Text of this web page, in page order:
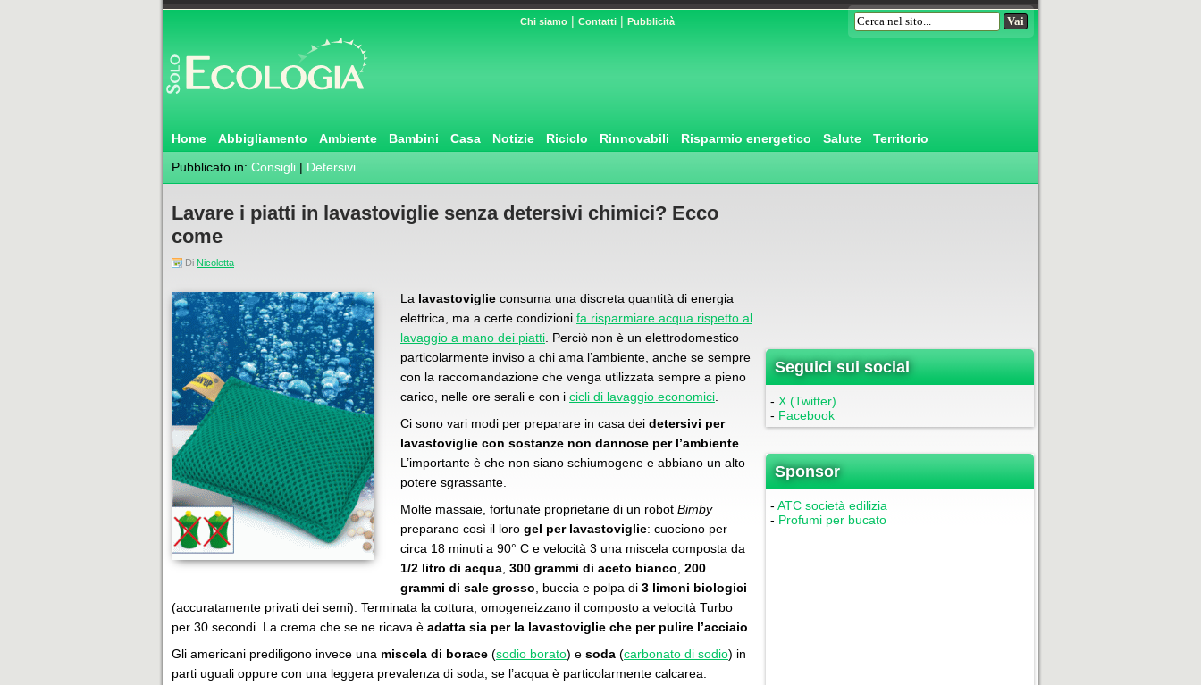
Chi siamo | Contatti | Pubblicità
Home Abbigliamento Ambiente Bambini Casa Notizie Riciclo Rinnovabili Risparmio energetico Salute
Territorio
Pubblicato in: Consigli | Detersivi
Lavare i piatti in lavastoviglie senza detersivi chimici? Ecco
come
Di Nicoletta
La lavastoviglie consuma una discreta quantità di energia
elettrica, ma a certe condizioni fa risparmiare acqua rispetto al
lavaggio a mano dei piatti . Perciò non è un elettrodomestico
particolarmente inviso a chi ama l’ambiente, anche se sempre
con la raccomandazione che venga utilizzata sempre a pieno
carico, nelle ore serali e con i cicli di lavaggio economici
Ci sono vari modi per preparare in casa dei detersivi per
lavastoviglie con sostanze non dannose per l’ambiente
L’importante è che non siano schiumogene e abbiano un alto
potere sgrassante.
Molte massaie, fortunate proprietarie di un robot Bimby
preparano così il loro gel per lavastoviglie: cuociono per
circa 18 minuti a 90° C e velocità 3 una miscela composta da
1/2 litro di acqua 300 grammi di aceto bianco 200
grammi di sale grosso , buccia e polpa di 3 limoni biologici
(accuratamente privati dei semi). Terminata la cottura, omogeneizzano il composto a velocità Turbo
per 30 secondi. La crema che se ne ricava è adatta sia per la lavastoviglie che per pulire l’acciaio
Gli americani prediligono invece una miscela di borace (sodio borato) e soda (carbonato di sodio) in
parti uguali oppure con una leggera prevalenza di soda, se l’acqua è particolarmente calcarea.
Seguici sui social
- X (Twitter)
- Facebook
Sponsor
- ATC società edilizia
- Profumi per bucato